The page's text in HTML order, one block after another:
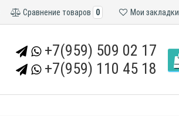
Мои закладки
Сравнение товаров 0
+7(959) 509 02 17
+7(959) 110 45 18